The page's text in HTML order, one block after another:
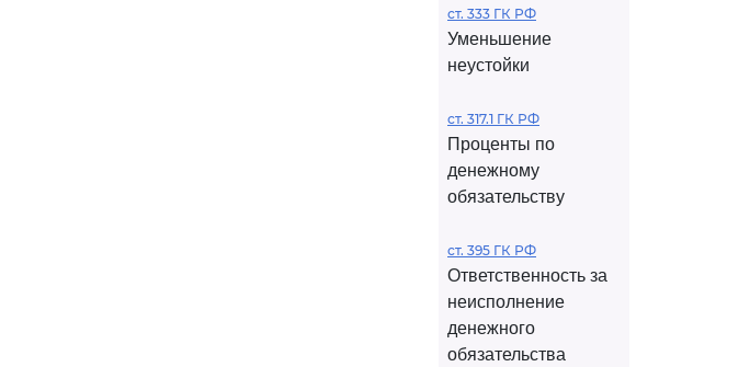
ст. 333 ГК РФ
Уменьшение
неустойки
ст. 317.1 ГК РФ
Проценты по
денежному
обязательству
ст. 395 ГК РФ
Ответственность за
неисполнение
денежного
обязательства